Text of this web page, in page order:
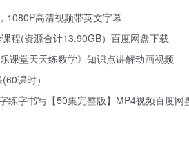
1080P高清视频带英文字幕
程(资源合计13.90GB）百度网盘下载
课堂天天练数学》知识点讲解动画视频
课时）
练字书写【50集完整版】MP4视频百度网